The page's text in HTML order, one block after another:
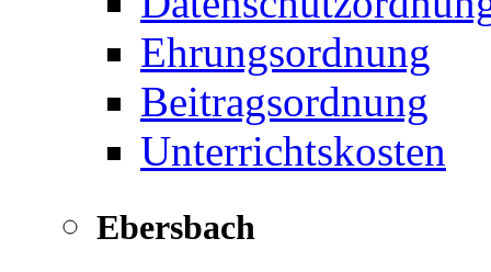
Ehrungsordnung
Beitragsordnung
Unterrichtskosten
Ebersbach